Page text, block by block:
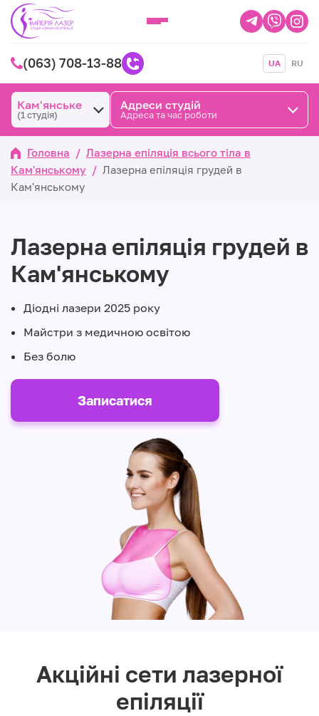
(063) 708-13-88 UA RU
Кам'янське
(1 студія)
Адреси студій
Адреса та час роботи
Головна / Лазерна епіляція всього тіла в
Кам'янському / Лазерна епіляція грудей в
Кам'янському
Лазерна епіляція грудей в
Кам'янському
Діодні лазери 2025 року
Майстри з медичною освітою
Без болю
Записатися
Акційні сети лазерної
епіляції